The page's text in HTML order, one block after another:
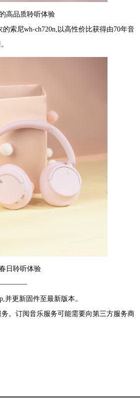
高品质聆听体验
索尼wh-ch720n,以高性价比获得由70年音
日聆听体验
并更新固件至最新版本。
务。订阅音乐服务可能需要向第三方服务商